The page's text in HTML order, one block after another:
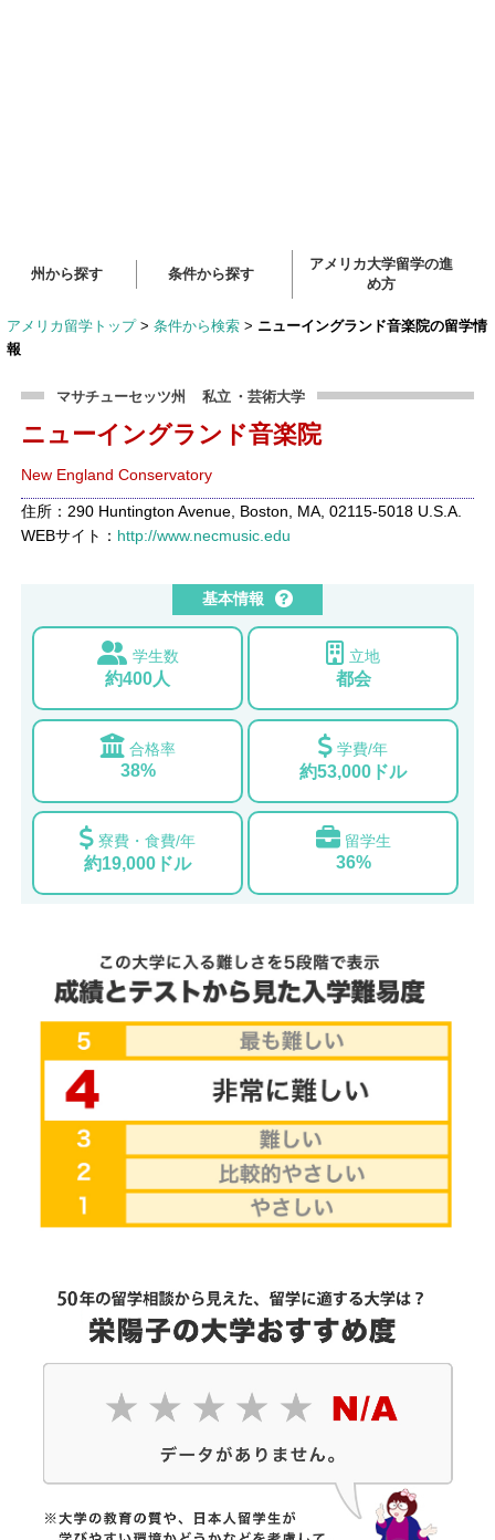
州から探す 条件から探す
アメリカ大学留学の進
め方
アメリカ留学トップ > 条件から検索 > ニューイングランド音楽院の留学情
報
マサチューセッツ州 私立 ・芸術大学
ニューイングランド音楽院
New England Conservatory
住所：290 Huntington Avenue, Boston, MA, 02115-5018 U.S.A.
WEBサイト： http://www.necmusic.edu
基本情報
学生数
約400人
立地
都会
合格率
38%
学費/年
約53,000ドル
寮費・食費/年
約19,000ドル
留学生
36%